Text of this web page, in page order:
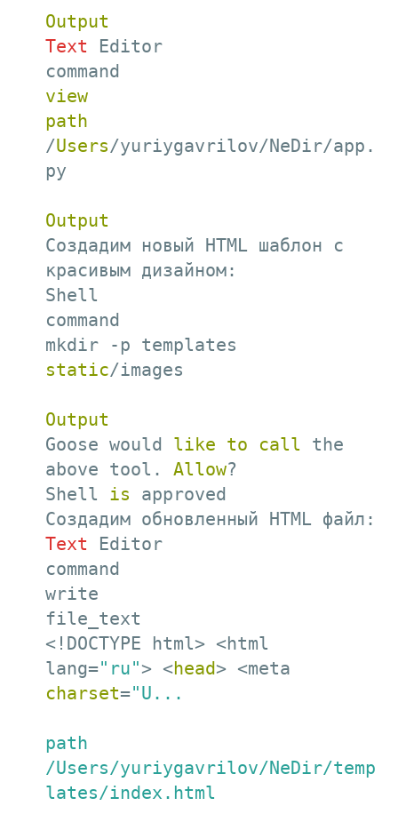
Output
Text Editor
view
path
/Users/yuriygavrilov/NeDir/app.
py
Output
Создадим новый HTML шаблон с
красивым дизайном:
Shell
command
static/images
Output
Goose would like to call the
above tool. Allow?
Shell is approved
Text Editor
command
write
file_text
<!DOCTYPE html> <html
lang="ru"> <head
charset="U...
path
/Users/yuriygavrilov/NeDir/temp
lates/index.html